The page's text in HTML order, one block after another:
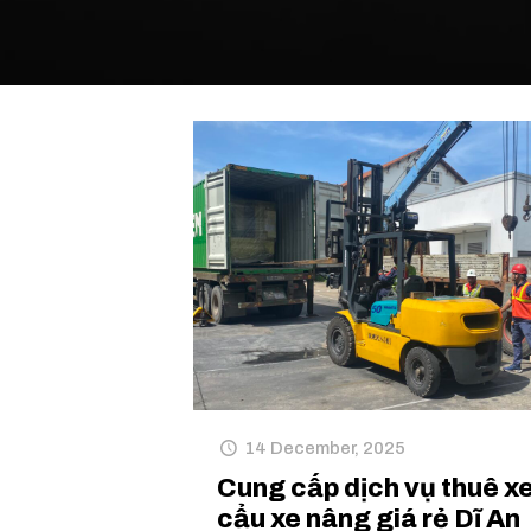
14 December, 2025
Cung cấp dịch vụ thuê
cẩu xe nâng giá rẻ Dĩ An